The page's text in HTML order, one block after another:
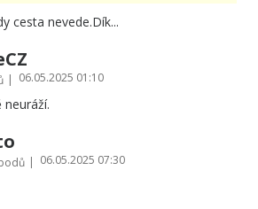
cesta nevede.Dík...
| 06.05.2025 01:10
| 06.05.2025 07:30